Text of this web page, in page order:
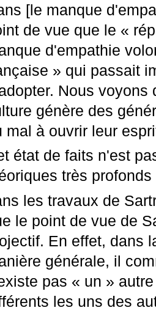
[le manque
de vue que le «
d'empathie
» qui passait
Nous voyons
génère des
mal à ouvrir leur
état de faits n'est
très
les travaux de
le point de vue de
En effet, dans
générale, il
pas « un »
les uns des